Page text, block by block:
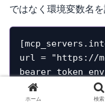
ではなく環境変数名を
url = "https://
ホーム 検索